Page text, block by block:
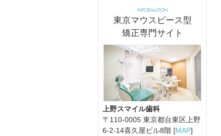
INFORMATION
東京マウスピース型
矯正専門サイト
上野スマイル歯科
〒110-0005 東京都台東区上野
6-2-14喜久屋ビル8階 [MAP]